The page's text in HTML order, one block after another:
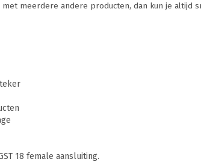
meerdere andere producten, dan kun je altijd
18 female aansluiting.